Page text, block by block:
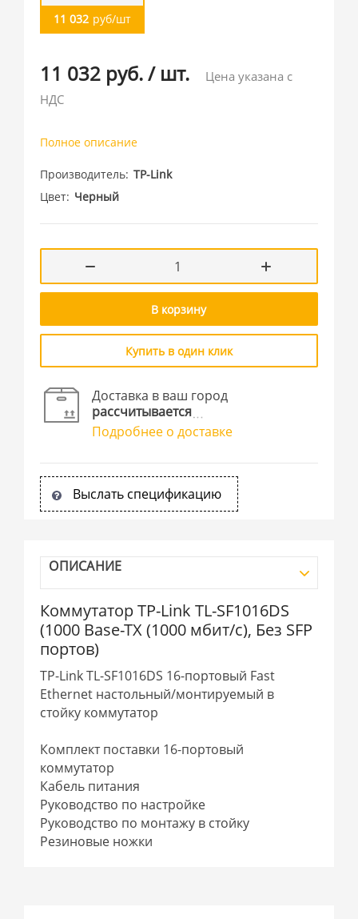
11 032 руб/шт
11 032 руб./ шт.
Цена указана с
НДС
Полное описание
Производитель TP-Link
Цвет Черный
В корзину
Купить в один клик
Доставка в ваш город
рассчитывается
Подробнее о доставке
Выслать спецификацию
ОПИСАНИЕ
Коммутатор TP-Link TL-SF1016DS
(1000 Base-TX (1000 мбит/с), Без SFP
портов)
TP-Link TL-SF1016DS 16-портовый Fast
Ethernet настольный/монтируемый в
стойку коммутатор
Комплект поставки 16-портовый
коммутатор
Кабель питания
Руководство по настройке
Руководство по монтажу в стойку
Резиновые ножки